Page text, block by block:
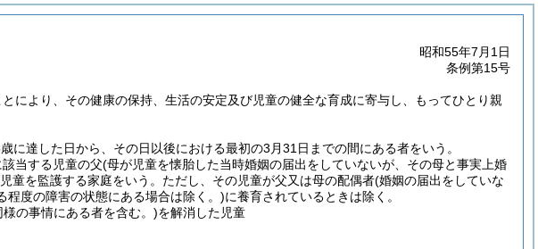
昭和55年7月1日
条例第15号
により、その健康の保持、生活の安定及び児童の健全な育成に寄与し、もってひとり親
に達した日から、その日以後における最初の3月31日までの間にある者をいう。
当する児童の父(母が児童を懐胎した当時婚姻の届出をしていないが、その母と事実上婚
童を監護する家庭をいう。 ただし、その児童が父又は母の配偶者(婚姻の届出をしていな
程度の障害の状態にある場合は除く。)に養育されているときは除く。
の事情にある者を含む。)を解消した児童